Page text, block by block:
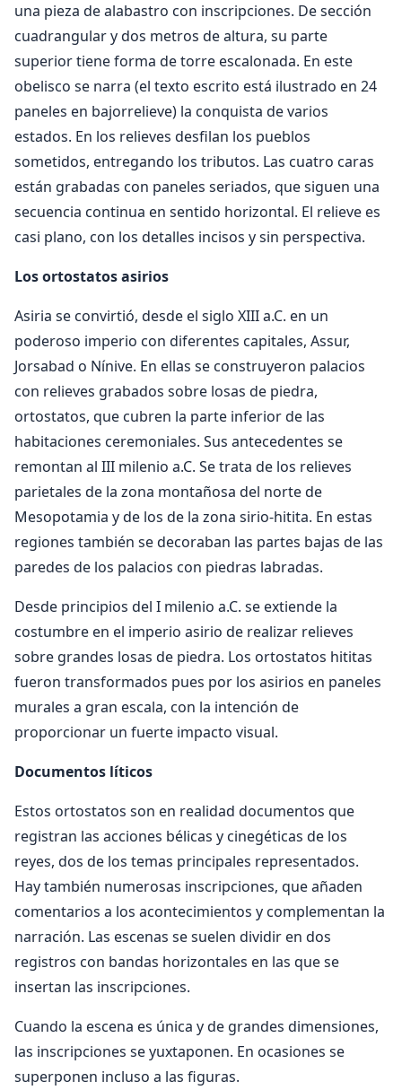
una pieza de alabastro con inscripciones. De sección
cuadrangular y dos metros de altura, su parte
superior tiene forma de torre escalonada. En este
obelisco se narra (el texto escrito está ilustrado en 24
paneles en bajorrelieve) la conquista de varios
estados. En los relieves desfilan los pueblos
sometidos, entregando los tributos. Las cuatro caras
están grabadas con paneles seriados, que siguen una
secuencia continua en sentido horizontal. El relieve es
casi plano, con los detalles incisos y sin perspectiva.
Los ortostatos asirios
Asiria se convirtió, desde el siglo XIII a.C. en un
poderoso imperio con diferentes capitales, Assur,
Jorsabad o Nínive. En ellas se construyeron palacios
con relieves grabados sobre losas de piedra,
ortostatos, que cubren la parte inferior de las
habitaciones ceremoniales. Sus antecedentes se
remontan al III milenio a.C. Se trata de los relieves
parietales de la zona montañosa del norte de
Mesopotamia y de los de la zona sirio-hitita. En estas
regiones también se decoraban las partes bajas de las
paredes de los palacios con piedras labradas.
Desde principios del I milenio a.C. se extiende la
costumbre en el imperio asirio de realizar relieves
sobre grandes losas de piedra. Los ortostatos hititas
fueron transformados pues por los asirios en paneles
murales a gran escala, con la intención de
proporcionar un fuerte impacto visual.
Documentos líticos
Estos ortostatos son en realidad documentos que
registran las acciones bélicas y cinegéticas de los
reyes, dos de los temas principales representados.
Hay también numerosas inscripciones, que añaden
comentarios a los acontecimientos y complementan la
narración. Las escenas se suelen dividir en dos
registros con bandas horizontales en las que se
insertan las inscripciones.
Cuando la escena es única y de grandes dimensiones,
las inscripciones se yuxtaponen. En ocasiones se
superponen incluso a las figuras.